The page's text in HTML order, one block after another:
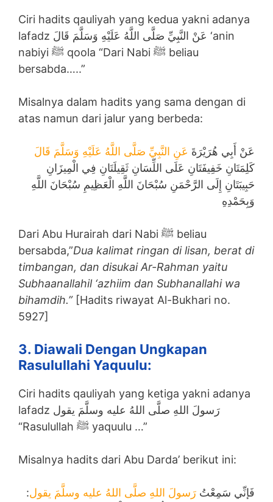
Ciri hadits qauliyah yang kedua yakni adanya
lafadz عَنْ النَّبِيِّ صَلَّى اللَّهُ عَلَيْهِ وَسَلَّمَ قَالَ ‘anin
nabiyi ﷺ qoola “Dari Nabi ﷺ beliau
bersabda…..”
Misalnya dalam hadits yang sama dengan di
atas namun dari jalur yang berbeda:
عَنْ أَبِي هُرَيْرَةَ عَنِ النَّبِيِّ صَلَّى اللَّهُ عَلَيْهِ وَسَلَّمَ قَالَ
كَلِمَتَانِ خَفِيفَتَانِ عَلَى اللِّسَانِ ثَقِيلَتَانِ فِي الْمِيزَانِ
حَبِيبَتَانِ إِلَى الرَّحْمَنِ سُبْحَانَ اللَّهِ الْعَظِيمِ سُبْحَانَ اللَّهِ
وَبِحَمْدِهِ
Dari Abu Hurairah dari Nabi ﷺ beliau
bersabda,”Dua kalimat ringan di lisan, berat di
timbangan, dan disukai Ar-Rahman yaitu
Subhaanallahil ‘azhiim dan Subhanallahi wa
bihamdih.”[Hadits riwayat Al-Bukhari no.
5927]
3. Diawali Dengan Ungkapan
Rasulullahi Yaquulu:
Ciri hadits qauliyah yang ketiga yakni adanya
lafadz رَسولَ اللهِ صلَّى اللهُ عليه وسلَّمَ يقول
“Rasulullah ﷺ yaquulu …”
Misalnya hadits dari Abu Darda’ berikut ini:
فَإنِّي سَمِعْتُ رَسولَ اللهِ صلَّى اللهُ عليه وسلَّمَ يقول: